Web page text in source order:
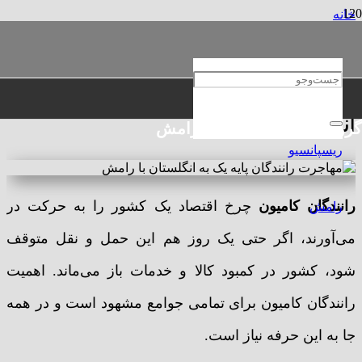
گروه حقوقی و مهاجرتی رامش
خانه
مهاجرت رانندگان پایه یک به
انگلستان
رانندگان کامیون چرخ اقتصاد یک کشور را به حرکت در
می‌آورند، اگر حتی‌ یک روز هم این حمل و نقل متوقف
شود، کشور در کمبود کالا و خدمات باز می‌ماند. اهمیت
رانندگان کامیون برای تمامی جوامع مشهود است و در همه
جا به این حرفه نیاز است.